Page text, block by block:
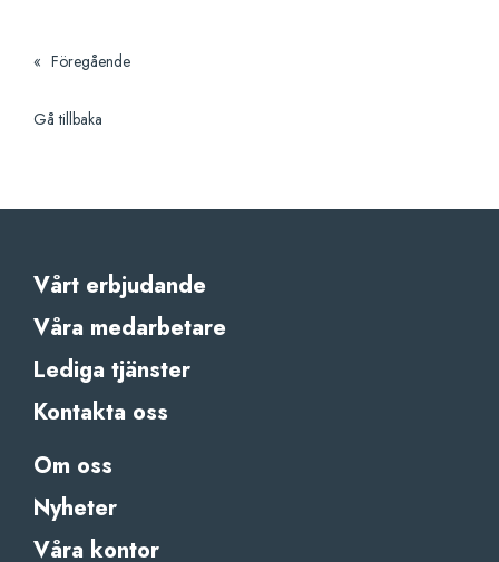
« Föregående
Gå tillbaka
Vårt erbjudande
Våra medarbetare
Lediga tjänster
Kontakta oss
Om oss
Nyheter
Våra kontor